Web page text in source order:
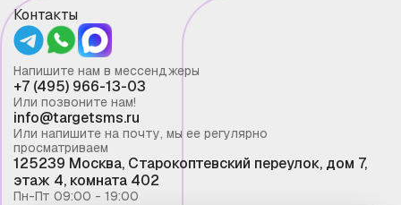
Контакты
Напишите нам в мессенджеры
+7 (495) 966-13-03
Или позвоните нам!
info@targetsms.ru
Или напишите на почту, мы ее регулярно
просматриваем
125239 Москва, Старокоптевский переулок, дом 7,
этаж 4, комната 402
Пн-Пт 09:00 - 19:00